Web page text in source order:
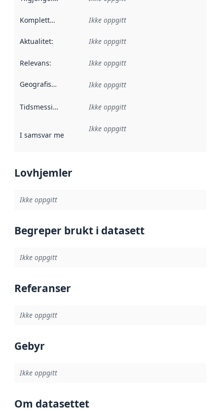
Kompletthet Ikke oppgitt
Aktualitet: Ikke oppgitt
Relevans: Ikke oppgitt
Geografisk avgrensning :
Ikke oppgitt
Tidsmessig avgrensning :
Ikke oppgitt
I samsvar med Referanse til en implementasjonsregel
Ikke oppgitt
Lovhjemler
Ikke oppgitt
Begreper brukt i datasett
Ikke oppgitt
Referanser
Ikke oppgitt
Gebyr
Ikke oppgitt
Om datasettet